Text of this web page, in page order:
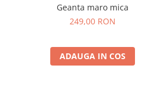
Geanta maro mica
249,00 RON
ADAUGA IN COS